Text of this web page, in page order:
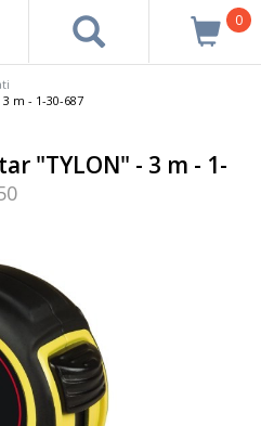
0
m - 1-30-687
"TYLON" - 3 m - 1-